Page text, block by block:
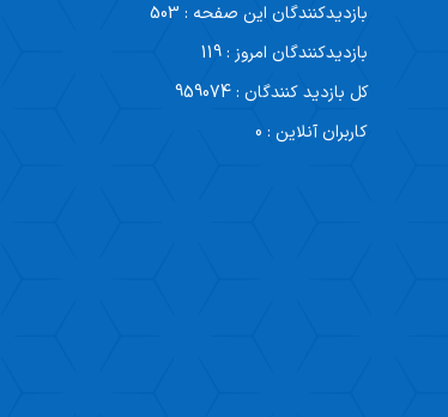
بازدیدکنندگان این صفحه : 503
بازدیدکنندگان امروز : 119
کل بازدید کنندگان : 959074
کاربران آنلاین : 0